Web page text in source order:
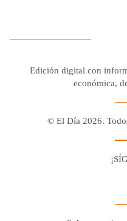
Edición digital con
económica,
© El Día 2026.